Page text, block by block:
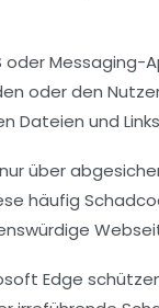
Messaging-
oder den
Dateien und
über
häufig
Edge